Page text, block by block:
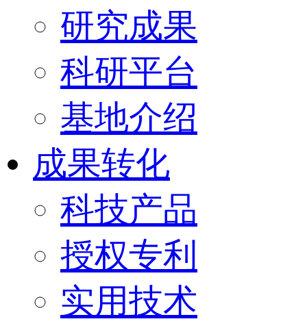
研究成果
科研平台
基地介绍
成果转化
科技产品
授权专利
实用技术